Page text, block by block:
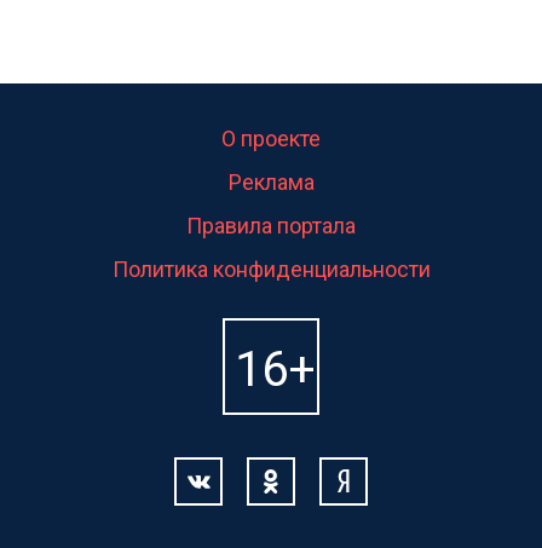
О проекте
Реклама
Правила портала
Политика конфиденциальности